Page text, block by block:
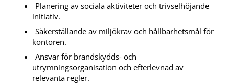
Planering av sociala aktiviteter och trivselhöjande
initiativ.
Säkerställande av miljökrav och hållbarhetsmål för
kontoren.
Ansvar för brandskydds- och
utrymningsorganisation och efterlevnad av
relevanta regler.